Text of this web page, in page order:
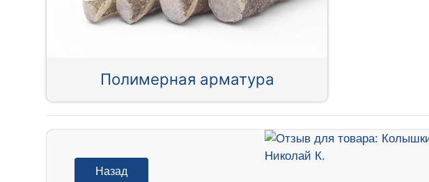
Полимерная арматура
Назад